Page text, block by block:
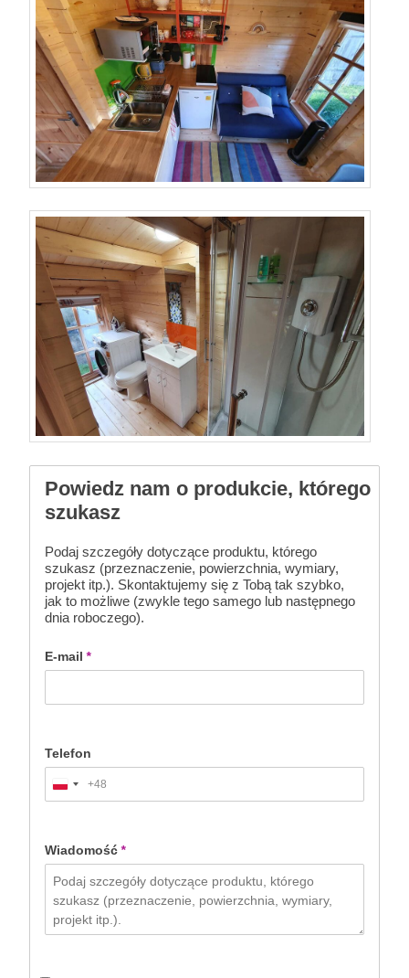
Powiedz nam o produkcie, którego
szukasz
Podaj szczegóły dotyczące produktu, którego
szukasz (przeznaczenie, powierzchnia, wymiary,
projekt itp.). Skontaktujemy się z Tobą tak szybko,
jak to możliwe (zwykle tego samego lub następnego
dnia roboczego).
E-mail *
Telefon
Poland
+48
+48
Wiadomość*